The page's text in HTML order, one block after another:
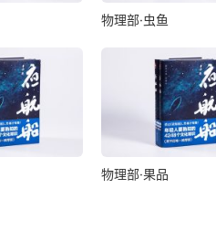
物理部·虫鱼
物理部·果品